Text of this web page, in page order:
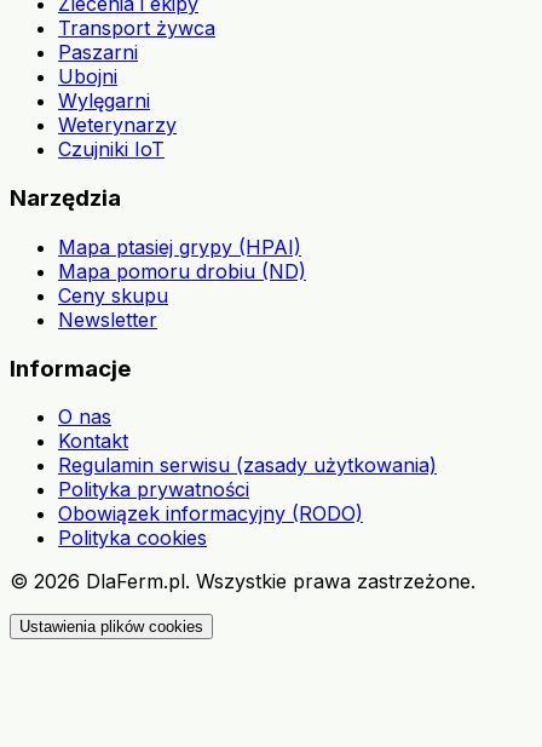
Transport żywca
Paszarni
Ubojni
Wylęgarni
Weterynarzy
Czujniki IoT
Narzędzia
Mapa ptasiej grypy (HPAI)
Mapa pomoru drobiu (ND)
Ceny skupu
Newsletter
Informacje
O nas
Kontakt
Regulamin serwisu (zasady użytkowania)
Polityka prywatności
Obowiązek informacyjny (RODO)
Polityka cookies
© 2026 DlaFerm.pl. Wszystkie prawa zastrzeżone.
Ustawienia plików cookies